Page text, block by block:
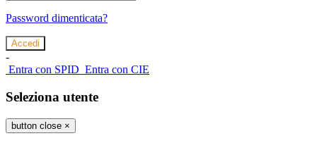
Password dimenticata?
-
Entra con SPID Entra con CIE
Seleziona utente
button close ×